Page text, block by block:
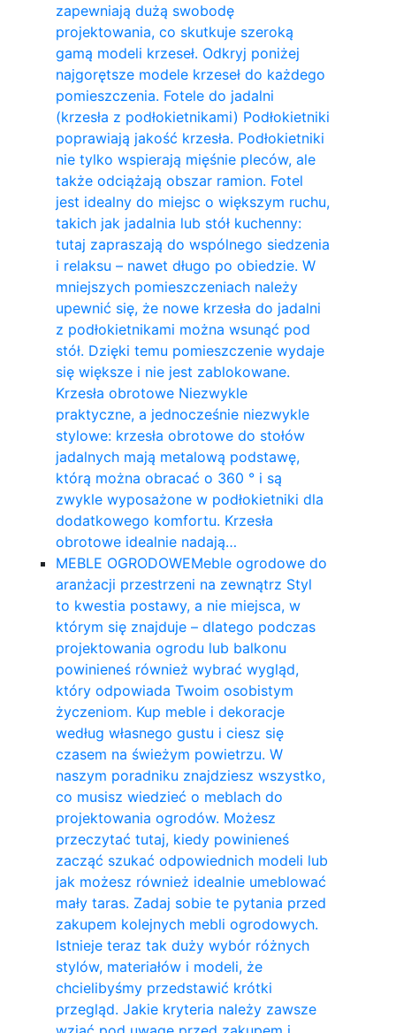
zapewniają dużą swobodę
projektowania, co skutkuje szeroką
gamą modeli krzeseł. Odkryj poniżej
najgorętsze modele krzeseł do każdego
pomieszczenia. Fotele do jadalni
(krzesła z podłokietnikami) Podłokietniki
poprawiają jakość krzesła. Podłokietniki
nie tylko wspierają mięśnie pleców, ale
także odciążają obszar ramion. ​Fotel
jest idealny do miejsc o większym ruchu,
takich jak jadalnia lub stół kuchenny:
tutaj zapraszają do wspólnego siedzenia
i relaksu – nawet długo po obiedzie. W
mniejszych pomieszczeniach należy
upewnić się, że nowe krzesła do jadalni
z podłokietnikami można wsunąć pod
stół. Dzięki temu pomieszczenie wydaje
się większe i nie jest zablokowane.
Krzesła obrotowe Niezwykle
praktyczne, a jednocześnie niezwykle
stylowe: krzesła obrotowe do stołów
jadalnych mają metalową podstawę,
którą można obracać o 360 ° i są
zwykle wyposażone w podłokietniki dla
dodatkowego komfortu. Krzesła
obrotowe idealnie nadają…
MEBLE OGRODOWEMeble ogrodowe do
aranżacji przestrzeni na zewnątrz Styl
to kwestia postawy, a nie miejsca, w
którym się znajduje – dlatego podczas
projektowania ogrodu lub balkonu
powinieneś również wybrać wygląd,
który odpowiada Twoim osobistym
życzeniom. Kup meble i dekoracje
według własnego gustu i ciesz się
czasem na świeżym powietrzu. W
naszym poradniku znajdziesz wszystko,
co musisz wiedzieć o meblach do
projektowania ogrodów. Możesz
przeczytać tutaj, kiedy powinieneś
zacząć szukać odpowiednich modeli lub
jak możesz również idealnie umeblować
mały taras. Zadaj sobie te pytania przed
zakupem kolejnych mebli ogrodowych.
Istnieje teraz tak duży wybór różnych
stylów, materiałów i modeli, że
chcielibyśmy przedstawić krótki
przegląd. Jakie kryteria należy zawsze